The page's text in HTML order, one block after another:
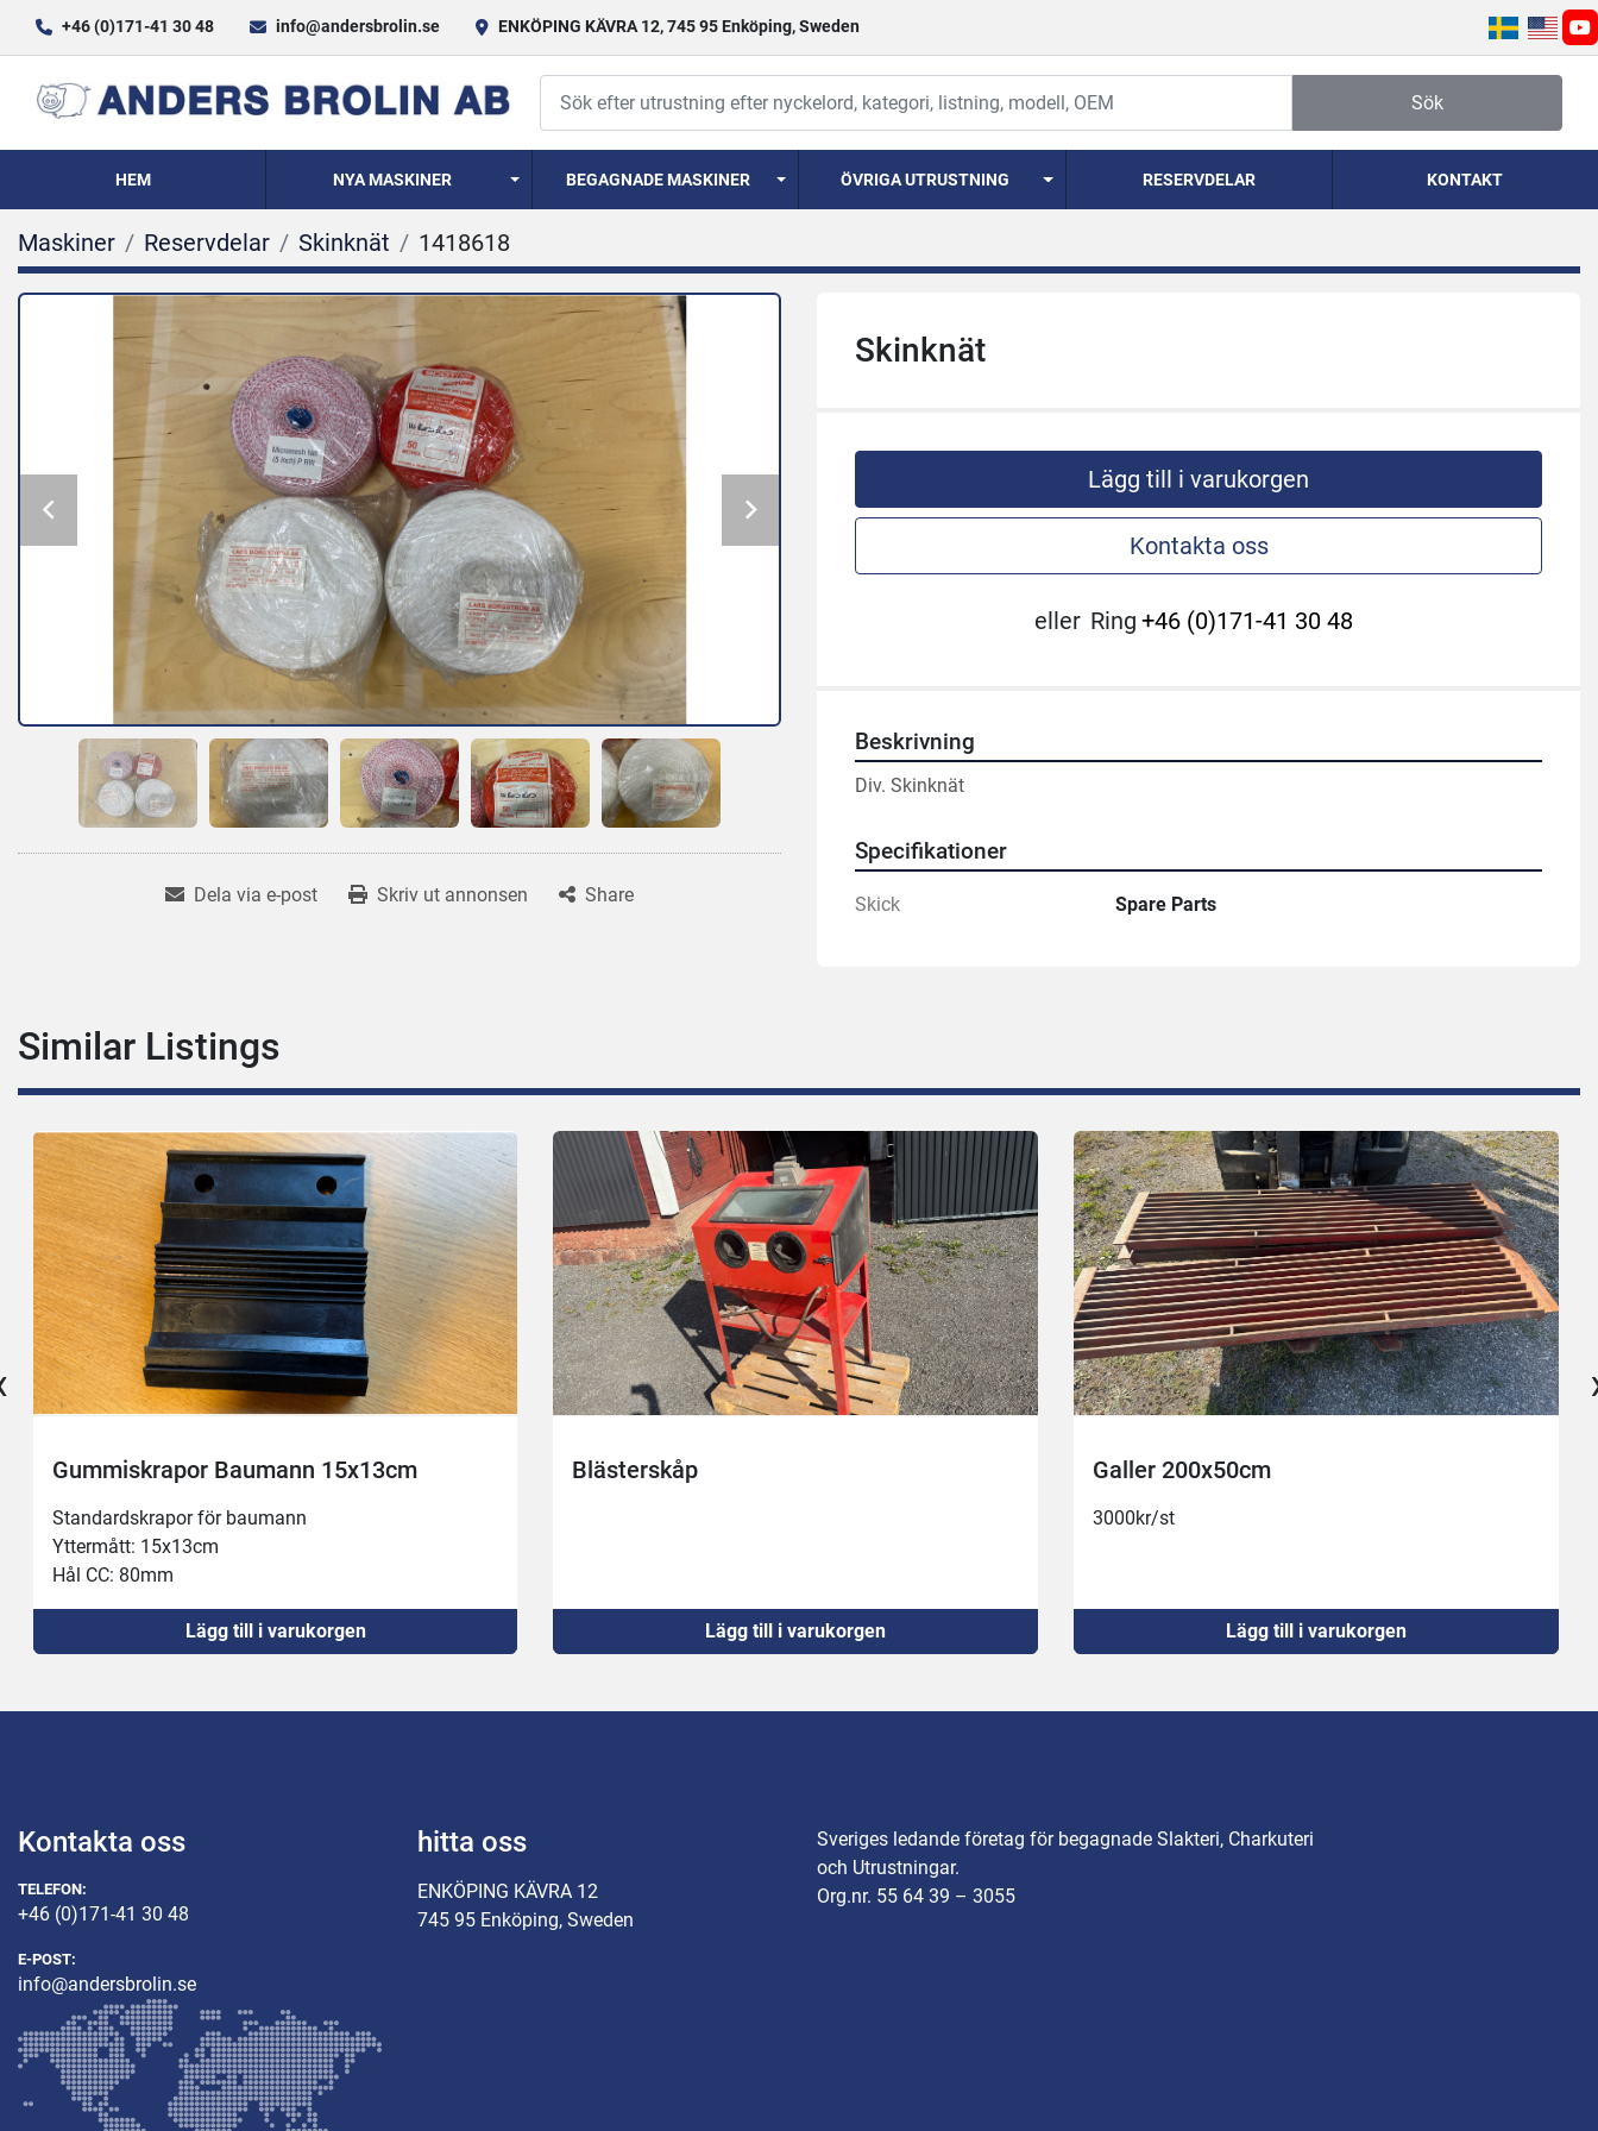
+46 (0)171-41 30 48 info@andersbrolin.se ENKÖPING KÄVRA 12, 745 95 Enköping, Sweden
Sök
HEM NYA MASKINER BEGAGNADE MASKINER ÖVRIGA UTRUSTNING RESERVDELAR KONTAKT
Maskiner Reservdelar Skinknät 1418618
Dela via e-post Skriv ut annonsen Share
Skinknät
Lägg till i varukorgen
Kontakta oss
eller Ring +46 (0)171-41 30 48
Beskrivning
Div. Skinknät
Specifikationer
Skick Spare Parts
Similar Listings
Gummiskrapor Baumann 15x13cm
Standardskrapor för baumann
Yttermått: 15x13cm
Hål CC: 80mm
Lägg till i varukorgen
Blästerskåp
Lägg till i varukorgen
Galler 200x50cm
3000kr/st
Lägg till i varukorgen
Kontakta oss
TELEFON:
+46 (0)171-41 30 48
E-POST:
info@andersbrolin.se
hitta oss
ENKÖPING KÄVRA 12
745 95 Enköping, Sweden
Sveriges ledande företag för begagnade Slakteri, Charkuteri
och Utrustningar.
Org.nr. 55 64 39 – 3055